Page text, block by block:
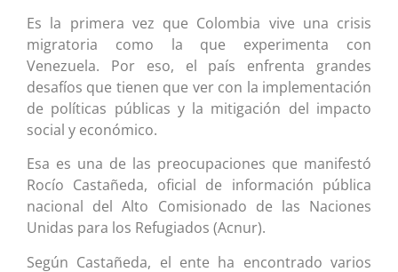
Es la primera vez que Colombia vive una crisis
migratoria como la que experimenta con
Venezuela. Por eso, el país enfrenta grandes
desafíos que tienen que ver con la implementación
de políticas públicas y la mitigación del impacto
social y económico.
Esa es una de las preocupaciones que manifestó
Rocío Castañeda, oficial de información pública
nacional del Alto Comisionado de las Naciones
Unidas para los Refugiados (Acnur).
Según Castañeda, el ente ha encontrado varios